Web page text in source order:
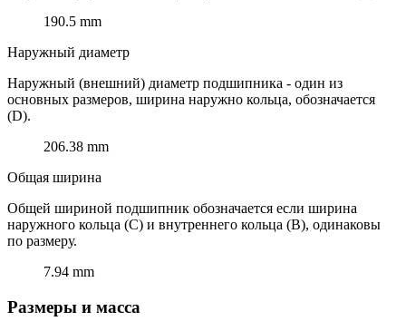
190.5 mm
Наружный диаметр
Наружный (внешний) диаметр подшипника - один из
основных размеров, ширина наружно кольца, обозначается
(D).
206.38 mm
Общая ширина
Общей шириной подшипник обозначается если ширина
наружного кольца (C) и внутреннего кольца (B), одинаковы
по размеру.
7.94 mm
Размеры и масса